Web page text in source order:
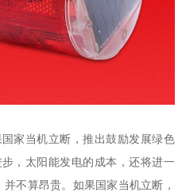
家当机立断，推出鼓励发展绿色
，太阳能发电的成本，还将进一
不算昂贵。如果国家当机立断，